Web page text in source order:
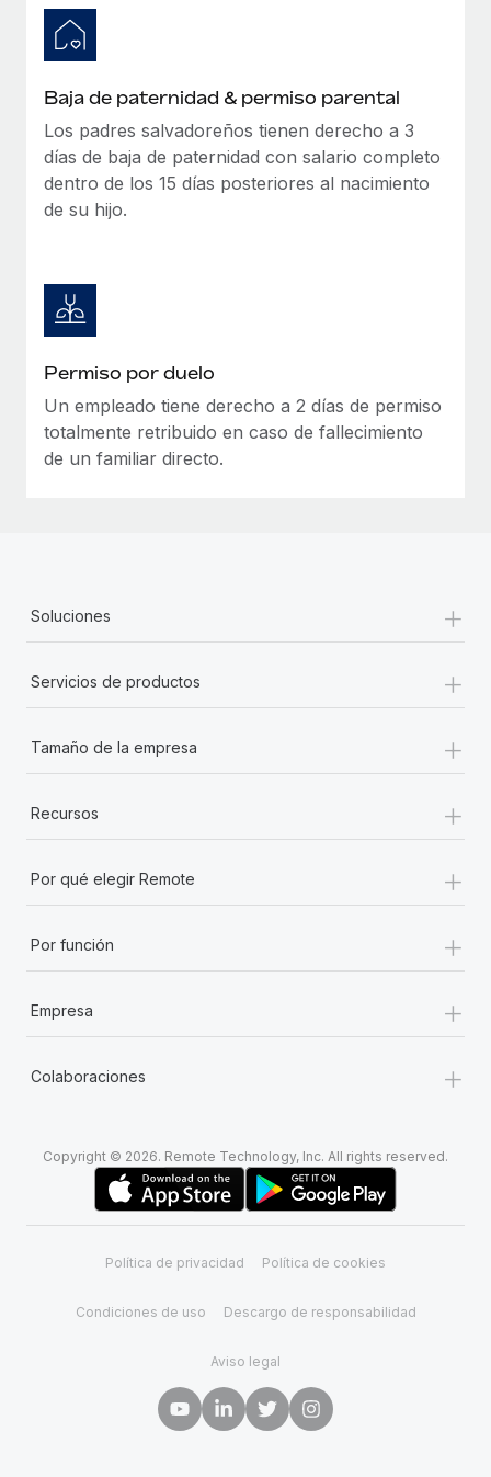
Baja de paternidad & permiso parental
Los padres salvadoreños tienen derecho a 3
días de baja de paternidad con salario completo
dentro de los 15 días posteriores al nacimiento
de su hijo.
Permiso por duelo
Un empleado tiene derecho a 2 días de permiso
totalmente retribuido en caso de fallecimiento
de un familiar directo.
Soluciones +
Servicios de productos +
Tamaño de la empresa +
Recursos +
Por qué elegir Remote +
Por función +
Empresa +
Colaboraciones +
Copyright © 2026. Remote Technology, Inc. All rights reserved.
Política de privacidad Política de cookies
Condiciones de uso Descargo de responsabilidad
Aviso legal